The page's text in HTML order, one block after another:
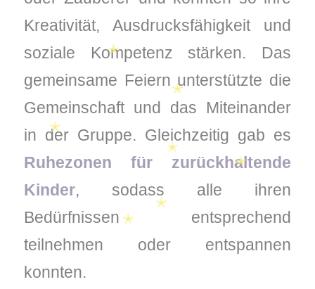
Kreativität, Ausdrucksfähigkeit und
soziale Kompetenz stärken. Das
gemeinsame Feiern unterstützte die
Gemeinschaft und das Miteinander
in der Gruppe. Gleichzeitig gab es
Ruhezonen für zurückhaltende
Kinder, sodass alle ihren
Bedürfnissen entsprechend
teilnehmen oder entspannen
konnten.
✭
✭